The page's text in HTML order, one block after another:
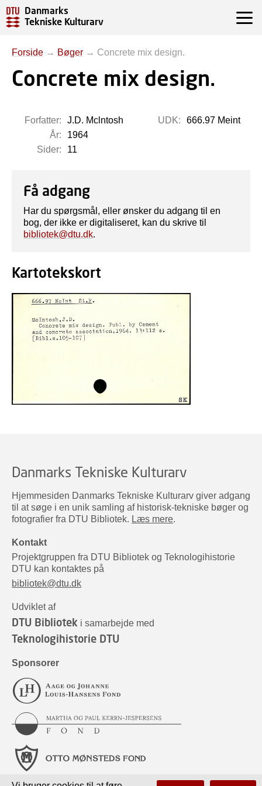
Danmarks
Tekniske Kulturarv
Forside → Bøger → Concrete mix design.
Concrete mix design.
Forfatter:
J.D. Mclntosh
År:
1964
Sider:
11
UDK: 666.97 Meint
Få adgang
Har du spørgsmål, eller ønsker du adgang til en
bog, der ikke er digitaliseret, kan du skrive til
bibliotek@dtu.dk.
Kartotekskort
Danmarks Tekniske Kulturarv
Hjemmesiden Danmarks Tekniske Kulturarv giver adgang
til at søge i en unik samling af historisk-tekniske bøger og
fotografier fra DTU Bibliotek. Læs mere.
Kontakt
Projektgruppen fra DTU Bibliotek og Teknologihistorie
DTU kan kontaktes på
bibliotek@dtu.dk
Udviklet af
DTU Bibliotek i samarbejde med
Teknologihistorie DTU
Sponsorer